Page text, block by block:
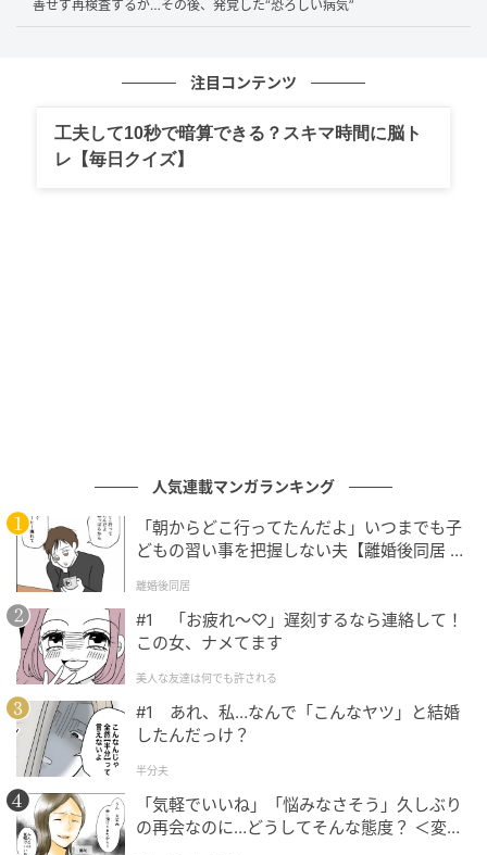
“動脈硬化予防の味方”をご紹介
養素が豊富な食材を積極的に摂ることが大切です。で
は実際にどんな食材を摂取するとよいのでしょうか？
代表的な例は、青魚（サバ・イワシ・サンマ）に含ま
れる「
EPA（エイコサペンタエン酸
コサヘキサエン酸）」。これらは血液をサラサラに
し、血管の柔軟性を保つ効果が認められています
次はオリーブオイル。地中海式食事法の核として知ら
れ、動脈硬化予防の強い味方。特にエクストラバージ
ンオリーブオイルは、
作用が高いです。サラダやパスタにかけるだけで気軽
に取り入れやすいのも魅力。
善せず再検査するが…その後、発覚した“恐ろしい病気”
注目コンテンツ
工夫して10秒で暗算できる？スキマ時間に脳ト
レ【毎日クイズ】
人気連載マンガランキング
「朝からどこ行ってたんだよ」いつまでも子
どもの習い事を把握しない夫【離婚後同居 Vo
離婚後同居
#1 「お疲れ〜♡」遅刻するなら連絡して！
この女、ナメてます
美人な友達は何でも許される
#1 あれ、私…なんで「こんなヤツ」と結婚
したんだっけ？
半分夫
「気軽でいいね」「悩みなさそう」久しぶり
の再会なのに…どうしてそんな態度？ ＜変わ